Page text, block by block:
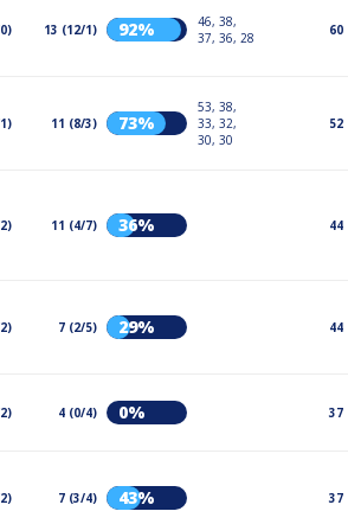
13 (12/1) 92%
46, 38,
37, 36, 28
60
11 (8/3) 73%
53, 38,
33, 32,
30, 30
52
11 (4/7) 36% 44
7 (2/5) 29% 44
4 (0/4) 0% 37
7 (3/4) 43% 37